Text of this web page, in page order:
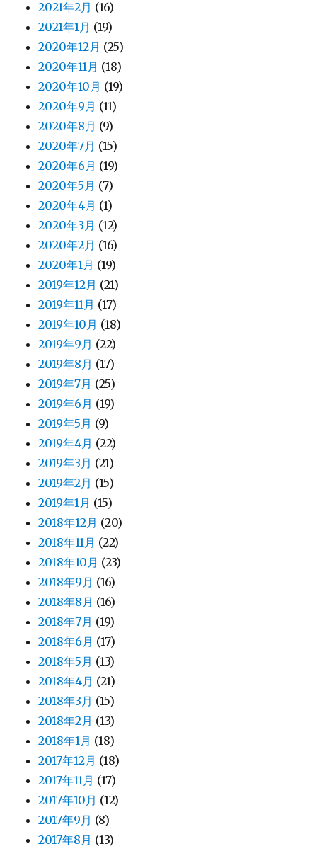
2021年2月 (16)
2021年1月 (19)
2020年12月 (25)
2020年11月 (18)
2020年10月 (19)
2020年9月 (11)
2020年8月 (9)
2020年7月 (15)
2020年6月 (19)
2020年5月 (7)
2020年4月 (1)
2020年3月 (12)
2020年2月 (16)
2020年1月 (19)
2019年12月 (21)
2019年11月 (17)
2019年10月 (18)
2019年9月 (22)
2019年8月 (17)
2019年7月 (25)
2019年6月 (19)
2019年5月 (9)
2019年4月 (22)
2019年3月 (21)
2019年2月 (15)
2019年1月 (15)
2018年12月 (20)
2018年11月 (22)
2018年10月 (23)
2018年9月 (16)
2018年8月 (16)
2018年7月 (19)
2018年6月 (17)
2018年5月 (13)
2018年4月 (21)
2018年3月 (15)
2018年2月 (13)
2018年1月 (18)
2017年12月 (18)
2017年11月 (17)
2017年10月 (12)
2017年9月 (8)
2017年8月 (13)